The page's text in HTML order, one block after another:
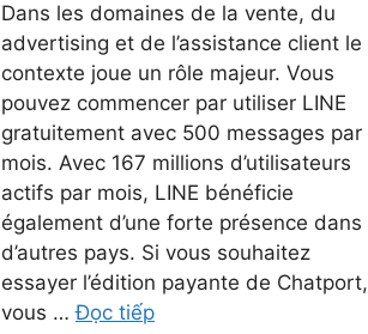
Dans les domaines de la vente, du
advertising et de l’assistance client le
contexte joue un rôle majeur. Vous
pouvez commencer par utiliser LINE
gratuitement avec 500 messages par
mois. Avec 167 millions d’utilisateurs
actifs par mois, LINE bénéficie
également d’une forte présence dans
d’autres pays. Si vous souhaitez
essayer l’édition payante de Chatport,
vous …Đọc tiếp